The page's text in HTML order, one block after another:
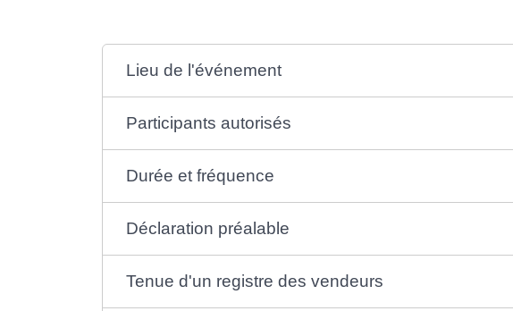
Lieu de l'événement
Participants autorisés
Durée et fréquence
Déclaration préalable
Tenue d'un registre des vendeurs